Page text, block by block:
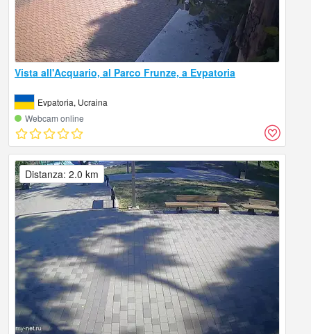
Vista all'Acquario, al Parco Frunze, a Evpatoria
Evpatoria, Ucraina
Webcam online
Distanza: 2.0 km